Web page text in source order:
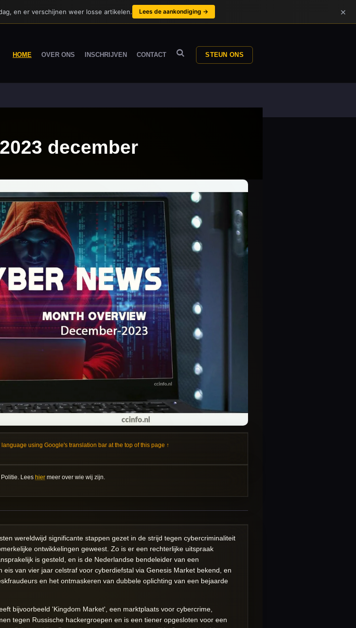
HOME OVER ONS INSCHRIJVEN CONTACT STEUN ONS
december
using Google's translation bar at the top of this page ↑
Lees hier meer over wie wij zijn.
wereldwijd significante stappen gezet in de strijd tegen cybercriminaliteit
ontwikkelingen geweest. Zo is er een rechterlijke uitspraak
is gesteld, en is de Nederlandse bendeleider van een
van vier jaar celstraf voor cyberdiefstal via Genesis Market bekend, en
en het ontmaskeren van dubbele oplichting van een bejaarde
bijvoorbeeld 'Kingdom Market', een marktplaats voor cybercrime,
tegen Russische hackergroepen en is een tiener opgesloten voor een
en er verschijnen weer losse artikelen. Lees de aankondiging → ×